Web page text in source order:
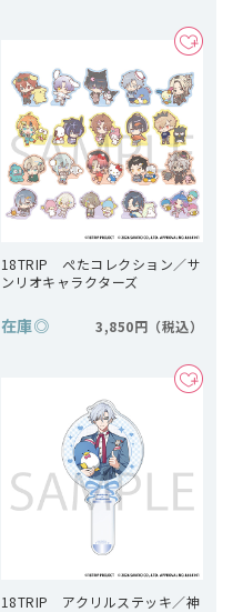
18TRIP ぺたコレクション／サ
ンリオキャラクターズ
在庫◎ 3,850円
18TRIP アクリルステッキ／神